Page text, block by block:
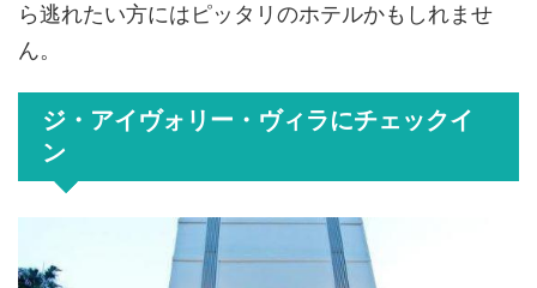
ら逃れたい方にはピッタリのホテルかもしれませ
ん。
ジ・アイヴォリー・ヴィラにチェックイ
ン